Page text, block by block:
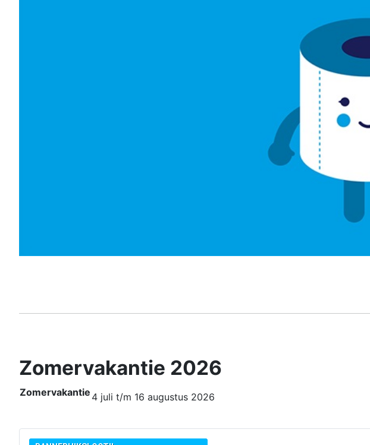
Zomervakantie 2026
Zomervakantie 4 juli t/m 16 augustus 2026